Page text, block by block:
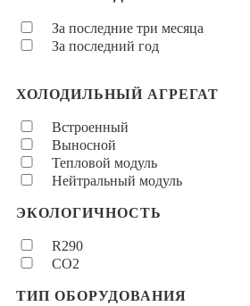
За последние три месяца
За последний год
ХОЛОДИЛЬНЫЙ АГРЕГАТ
Встроенный
Выносной
Тепловой модуль
Нейтральный модуль
ЭКОЛОГИЧНОСТЬ
R290
CO2
ТИП ОБОРУДОВАНИЯ